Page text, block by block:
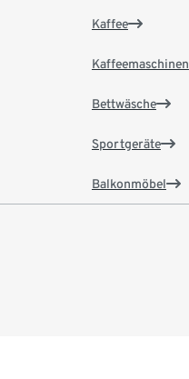
Kaffee
Kaffeemaschinen
Bettwäsche
Sportgeräte
Balkonmöbel